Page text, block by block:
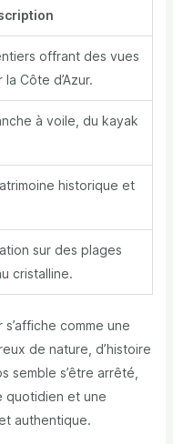
offrant des vues
Côte d’Azur.
à voile, du kayak
historique et
sur des plages
cristalline.
comme une
de nature, d’histoire
semble s’être arrêté,
quotidien et une
authentique.